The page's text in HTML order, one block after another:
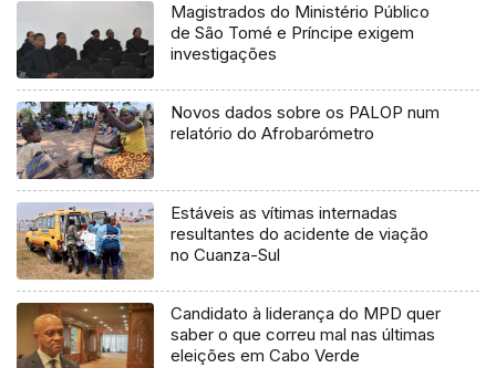
Magistrados do Ministério Público
de São Tomé e Príncipe exigem
investigações
Novos dados sobre os PALOP num
relatório do Afrobarómetro
Estáveis as vítimas internadas
resultantes do acidente de viação
no Cuanza-Sul
Candidato à liderança do MPD quer
saber o que correu mal nas últimas
eleições em Cabo Verde